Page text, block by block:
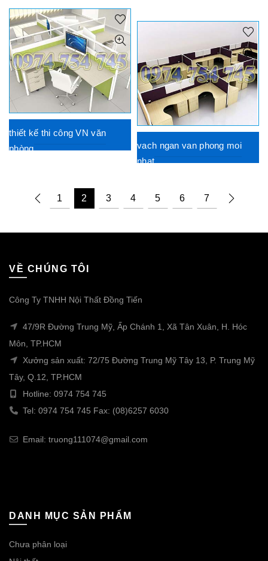
thiết kế thi công VN văn
phòng
vach ngan van phong moi
nhat
1 2 3 4 5 6 7
VỀ CHÚNG TÔI
Công Ty TNHH Nội Thất Đồng Tiến
47/9R Đường Trung Mỹ, Ấp Chánh 1, Xã Tân Xuân, H. Hóc
Môn, TP.HCM
Xưởng sản xuất: 72/75 Đường Trung Mỹ Tây 13, P. Trung Mỹ
Tây, Q.12, TP.HCM
Hotline: 0974 754 745
Tel: 0974 754 745 Fax: (08)6257 6030
Email: truong111074@gmail.com
DANH MỤC SẢN PHẨM
Chưa phân loại